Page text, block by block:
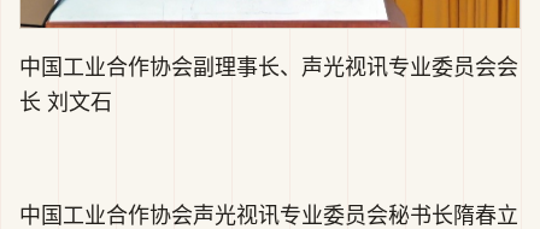
中国工业合作协会副理事长、声光视讯专业委员会会
长 刘文石
中国工业合作协会声光视讯专业委员会秘书长隋春立